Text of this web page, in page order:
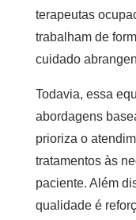
terapeutas
trabalham de
cuidado
Todavia, essa
abordagens
prioriza o
tratamentos às
paciente. Além
qualidade é